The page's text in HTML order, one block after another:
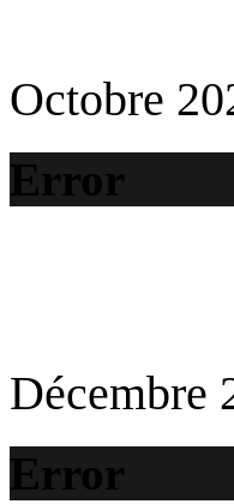
Octobre
Error
Décembre
Error